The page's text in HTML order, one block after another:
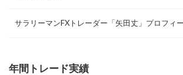
サラリーマンFXトレーダー「矢田丈」プロフィ
年間トレード実績